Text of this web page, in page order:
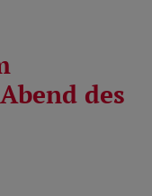
des